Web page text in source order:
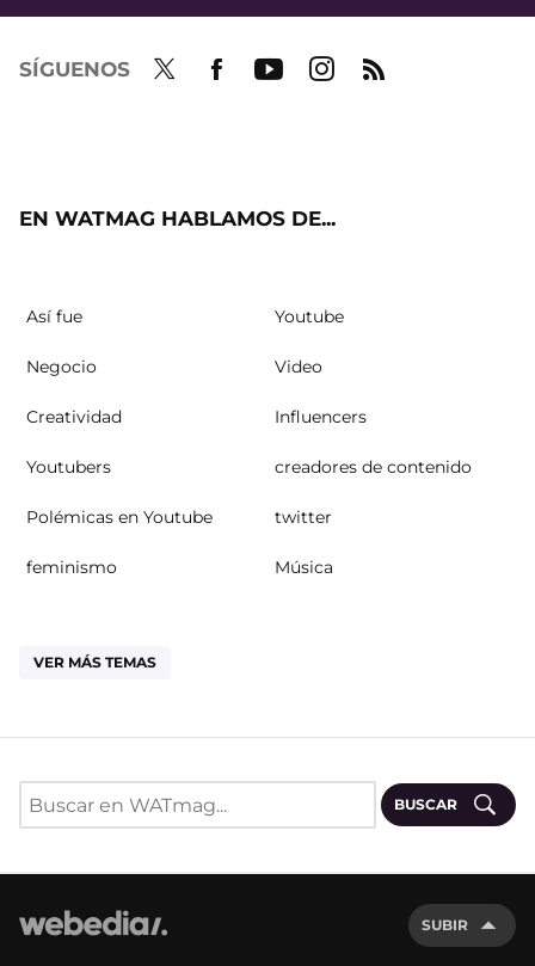
SÍGUENOS
EN WATMAG HABLAMOS DE...
Así fue Youtube
Negocio Video
Creatividad Influencers
Youtubers creadores de contenido
Polémicas en Youtube twitter
feminismo Música
VER MÁS TEMAS
BUSCAR
SUBIR